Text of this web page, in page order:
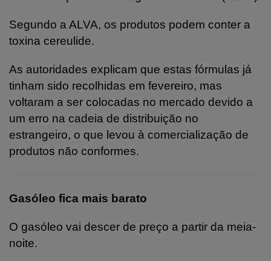
Segundo a ALVA, os produtos podem conter a
toxina cereulide.
As autoridades explicam que estas fórmulas já
tinham sido recolhidas em fevereiro, mas
voltaram a ser colocadas no mercado devido a
um erro na cadeia de distribuição no
estrangeiro, o que levou à comercialização de
produtos não conformes.
Gasóleo fica mais barato
O gasóleo vai descer de preço a partir da meia-
noite.